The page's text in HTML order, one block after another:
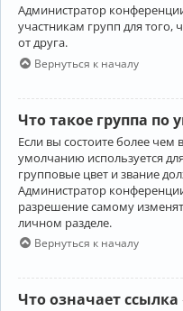
Администратор
участникам групп для
от друга.
Вернуться к началу
Что такое группа по
Если вы состоите более
умолчанию используется
групповые цвет и звание
Администратор
разрешение самому
личном разделе.
Вернуться к началу
Что означает